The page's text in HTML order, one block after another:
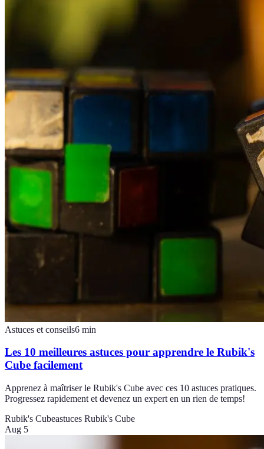
Astuces et conseils6 min
Les 10 meilleures astuces pour apprendre le Rubik's
Cube facilement
Apprenez à maîtriser le Rubik's Cube avec ces 10 astuces pratiques.
Progressez rapidement et devenez un expert en un rien de temps!
Rubik's Cubeastuces Rubik's Cube
Aug 5